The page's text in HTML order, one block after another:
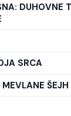
DUHOVNE
SRCA